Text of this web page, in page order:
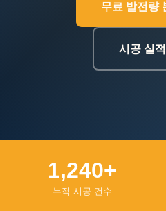
무료 발전량
시공 실적
1,240+
누적 시공 건수